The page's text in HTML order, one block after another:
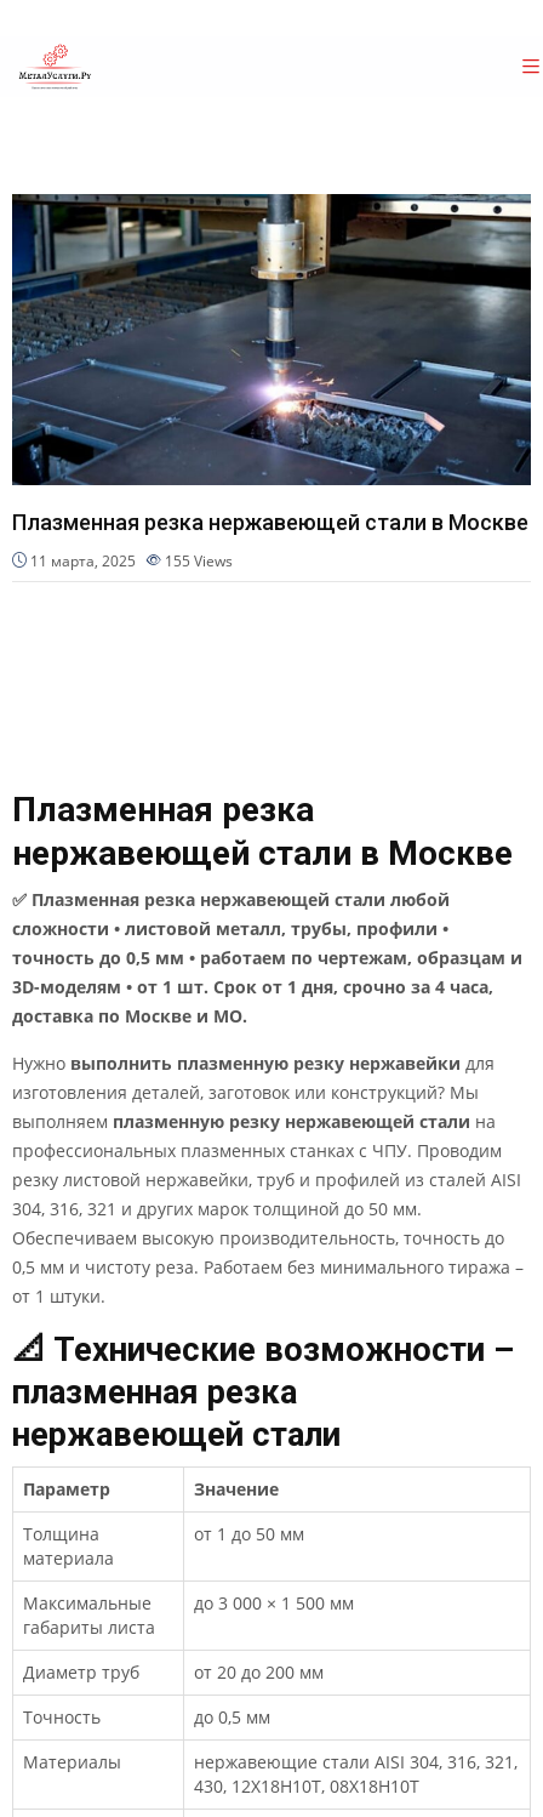
Плазменная резка нержавеющей стали в Москве
11 марта, 2025 155 Views
Плазменная резка
нержавеющей стали в Москве
✅ Плазменная резка нержавеющей стали любой
сложности • листовой металл, трубы, профили •
точность до 0,5 мм • работаем по чертежам, образцам и
3D-моделям • от 1 шт. Срок от 1 дня, срочно за 4 часа,
доставка по Москве и МО.
Нужно выполнить плазменную резку нержавейки для
изготовления деталей, заготовок или конструкций? Мы
выполняем плазменную резку нержавеющей стали на
профессиональных плазменных станках с ЧПУ. Проводим
резку листовой нержавейки, труб и профилей из сталей AISI
304, 316, 321 и других марок толщиной до 50 мм.
Обеспечиваем высокую производительность, точность до
0,5 мм и чистоту реза. Работаем без минимального тиража –
от 1 штуки.
📐 Технические возможности –
плазменная резка
нержавеющей стали
Параметр
Значение
Толщина
материала
от 1 до 50 мм
Максимальные
габариты листа
до 3 000 × 1 500 мм
Диаметр труб
от 20 до 200 мм
Точность
до 0,5 мм
Материалы
нержавеющие стали AISI 304, 316, 321,
430, 12Х18Н10Т, 08Х18Н10Т